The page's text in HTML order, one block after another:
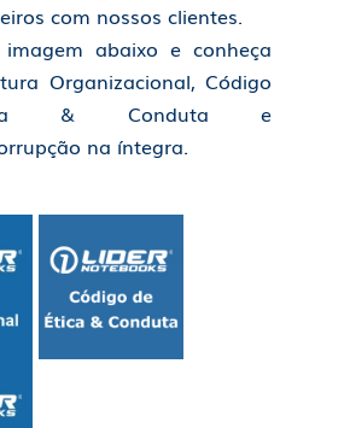
com nossos clientes.
imagem abaixo e conheça
Organizacional, Código
& Conduta e
na íntegra.